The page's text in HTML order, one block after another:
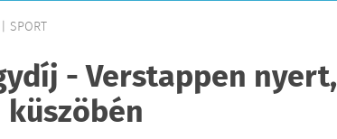
SPORT
- Verstappen nyert,